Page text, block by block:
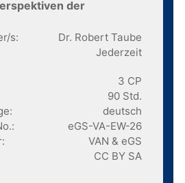
der
s:
Dr. Robert Taube
Jederzeit
3 CP
90 Std.
deutsch
eGS-VA-EW-26
VAN & eGS
CC BY SA